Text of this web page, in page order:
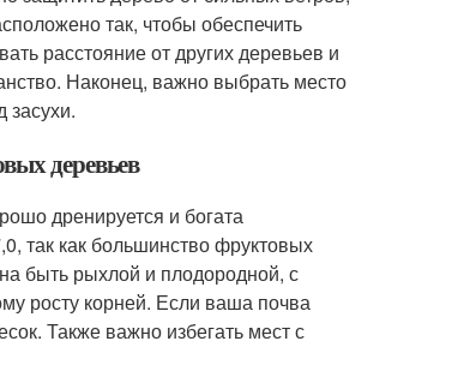
так, чтобы обеспечить
расстояние от других деревьев и
Наконец, важно выбрать место
засухи.
деревьев
дренируется и богата
так как большинство фруктовых
быть рыхлой и плодородной, с
росту корней. Если ваша почва
Также важно избегать мест с